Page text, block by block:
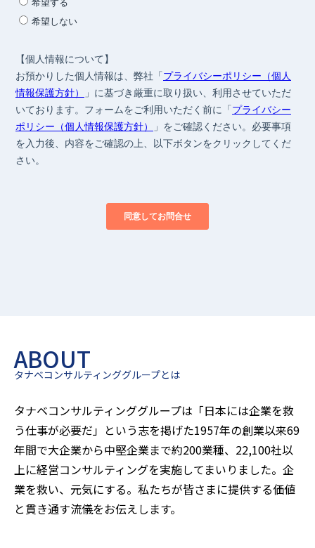
ABOUT
タナベコンサルティンググループとは
タナベコンサルティンググループは「日本には企業を救
う仕事が必要だ」という志を掲げた1957年の創業以来69
年間で大企業から中堅企業まで約200業種、22,100社以
上に経営コンサルティングを実施してまいりました。企
業を救い、元気にする。私たちが皆さまに提供する価値
と貫き通す流儀をお伝えします。